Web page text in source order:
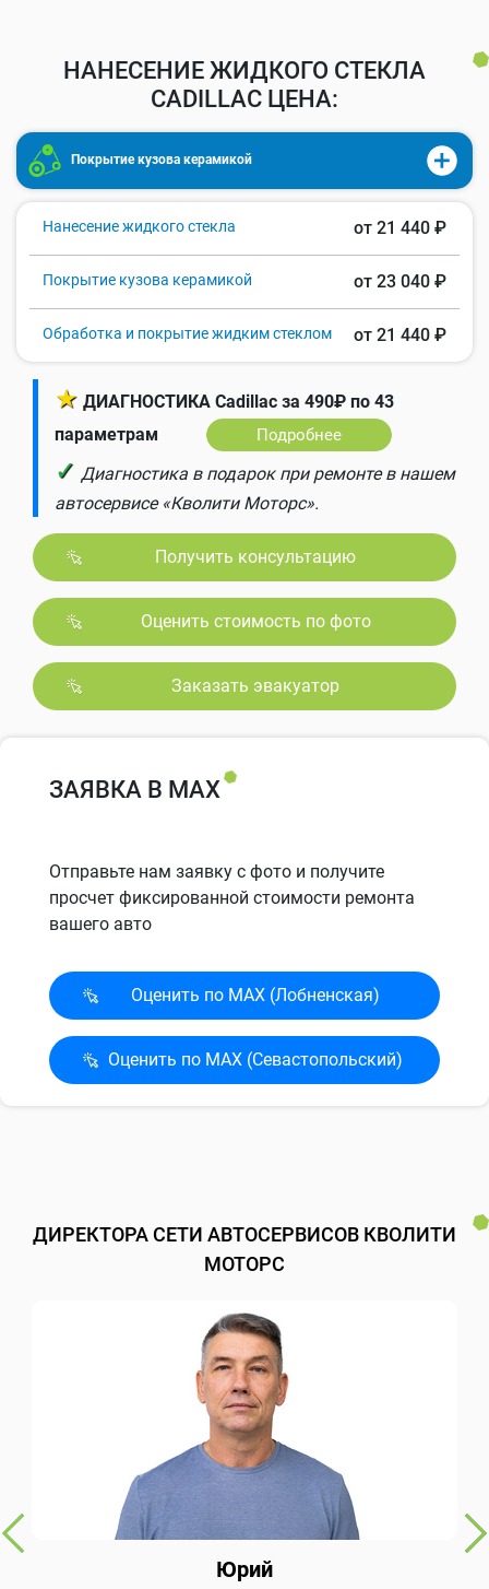
НАНЕСЕНИЕ ЖИДКОГО СТЕКЛА
CADILLAC ЦЕНА:
Покрытие кузова керамикой
Нанесение жидкого стекла от 21 440 ₽
Покрытие кузова керамикой от 23 040 ₽
Обработка и покрытие жидким стеклом от 21 440 ₽
★ ДИАГНОСТИКА Cadillac за 490₽ по 43
параметрам
Подробнее
✓ Диагностика в подарок при ремонте в нашем
автосервисе «Кволити Моторс».
Получить консультацию
Оценить стоимость по фото
Заказать эвакуатор
ЗАЯВКА В MAX
Отправьте нам заявку с фото и получите
просчет фиксированной стоимости ремонта
вашего авто
Оценить по MAX (Лобненская)
Оценить по MAX (Севасто­польский)
ДИРЕКТОРА СЕТИ АВТОСЕРВИСОВ КВОЛИТИ
МОТОРС
Юрий